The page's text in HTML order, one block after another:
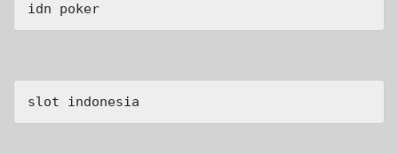
idn poker
slot indonesia